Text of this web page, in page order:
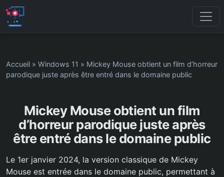
Accueil » Windows 11 » Mickey Mouse obtient un film d’horreur
parodique juste après être entré dans le domaine public
Mickey Mouse obtient un film
d’horreur parodique juste après
être entré dans le domaine public
Le 1er janvier 2024, la version classique de Mickey
Mouse est entrée dans le domaine public, permettant à